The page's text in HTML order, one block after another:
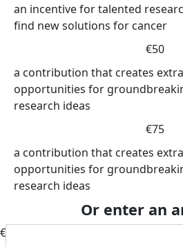
an incentive for talented
find new solutions for cancer
€50
a contribution that creates extra
opportunities for
research ideas
€75
a contribution that creates extra
opportunities for
research ideas
Or enter an
€